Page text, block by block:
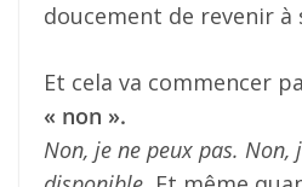
doucement de revenir à
Et cela va commencer
« non ».
Non, je ne peux pas. Non,